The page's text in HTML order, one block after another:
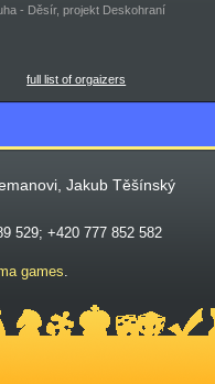
- Děsír, projekt Deskohraní
full list of orgaizers
Jakub Těšínský
529; +420 777 852 582
games.